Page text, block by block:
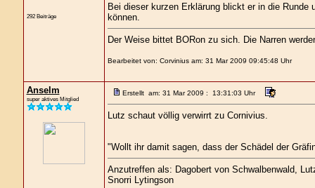
292 Beiträge
Bei dieser kurzen Erklärung blickt er in die
können.
Der Weise bittet BORon zu sich. Die Narren
Bearbeitet von: Corvinius am: 31 Mar 2009 09:45:48 Uhr
Anselm
super aktives Mitglied
Erstellt am: 31 Mar 2009 : 13:31:03 Uhr
Lutz schaut völlig verwirrt zu Cornivius.
"Wollt ihr damit sagen, dass der Schädel der
Anzutreffen als: Dagobert von Schwalbenwald,
Snorri Lytingson